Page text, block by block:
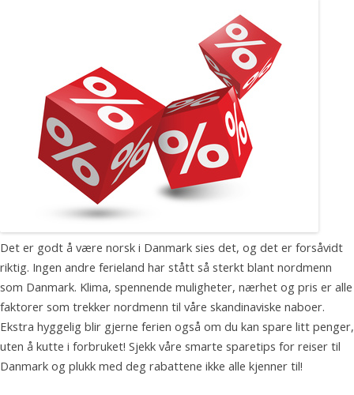
Det er godt å være norsk i Danmark sies det, og det er forsåvidt
riktig. Ingen andre ferieland har stått så sterkt blant nordmenn
som Danmark. Klima, spennende muligheter, nærhet og pris er alle
faktorer som trekker nordmenn til våre skandinaviske naboer.
Ekstra hyggelig blir gjerne ferien også om du kan spare litt penger,
uten å kutte i forbruket! Sjekk våre smarte sparetips for reiser til
Danmark og plukk med deg rabattene ikke alle kjenner til!